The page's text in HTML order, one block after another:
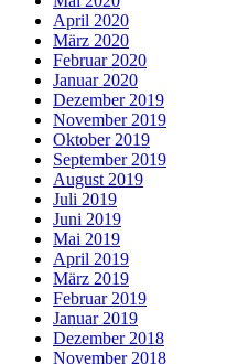
April 2020
März 2020
Februar 2020
Januar 2020
Dezember 2019
November 2019
Oktober 2019
September 2019
August 2019
Juli 2019
Juni 2019
Mai 2019
April 2019
März 2019
Februar 2019
Januar 2019
Dezember 2018
November 2018